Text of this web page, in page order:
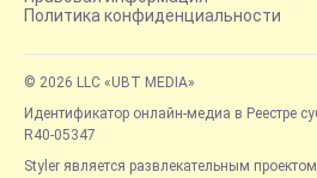
Политика конфиденциальности
© 2026 LLC «UBT MEDIA»
Идентификатор онлайн-медиа в Реестре
R40-05347
Styler является развлекательным